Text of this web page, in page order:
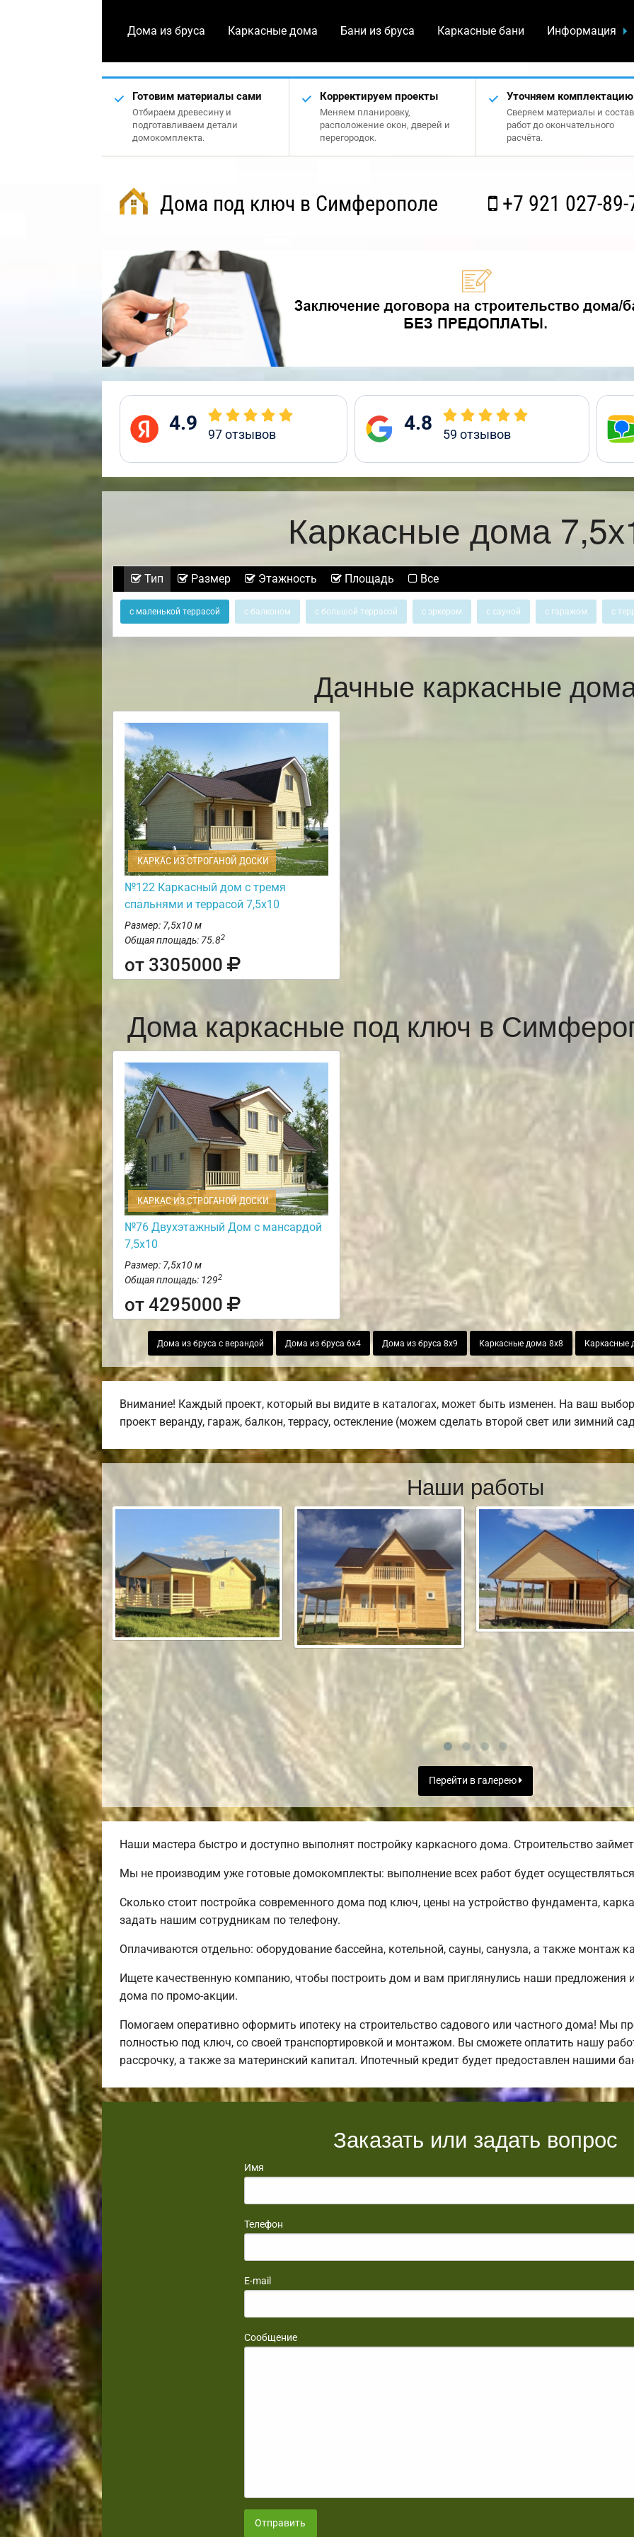
Дома из бруса Каркасные дома Бани из бруса Каркасные бани Информация
Готовим материалы сами
Отбираем древесину и
подготавливаем детали
домокомплекта.
Корректируем проекты
Меняем планировку,
расположение окон, дверей и
перегородок.
Уточняем комплектацию
Сверяем материалы и состав
работ до окончательного
расчёта.
Дома под ключ в Симферополе +7 921 027-89-
4.9 97отзывов 4.8 59 отзывов
Каркасные дома
Тип Размер Этажность Площадь Все
с маленькой террасой с балконом с большой террасой с эркером с сауной с гаражом с
Дачные каркасные
КАРКАС ИЗ СТРОГАНОЙ ДОСКИ
№122 Каркасный дом с тремя
спальнями и террасой 7,5х10
Размер: 7,5х10 м
Общая площадь: 75.82
от 3305000
Дома каркасные под ключ в
КАРКАС ИЗ СТРОГАНОЙ ДОСКИ
№76 Двухэтажный Дом с мансардой
7,5х10
Размер: 7,5х10 м
Общая площадь: 1292
от 4295000
Дома из бруса с верандой Дома из бруса 6х4 Дома из бруса 8х9 Каркасные дома 8х8 Каркасные
Внимание! Каждый проект, который вы видите в каталогах, может быть изменен. На ваш
проект веранду, гараж, балкон, террасу, остекление (можем сделать второй свет или зимний
Наши работы
Перейти в галерею
Наши мастера быстро и доступно выполнят постройку каркасного дома. Строительство
Мы не производим уже готовые домокомплекты: выполнение всех работ будет
Сколько стоит постройка современного дома под ключ, цены на устройство фундамента,
задать нашим сотрудникам по телефону.
Оплачиваются отдельно: оборудование бассейна, котельной, сауны, санузла, а также монтаж
Ищете качественную компанию, чтобы построить дом и вам приглянулись наши
дома по промо-акции.
Помогаем оперативно оформить ипотеку на строительство садового или частного дома! Мы
полностью под ключ, со своей транспортировкой и монтажом. Вы сможете оплатить нашу
рассрочку, а также за материнский капитал. Ипотечный кредит будет предоставлен нашими
Заказать или задать вопрос
Имя
Телефон
E-mail
Сообщение
Отправить